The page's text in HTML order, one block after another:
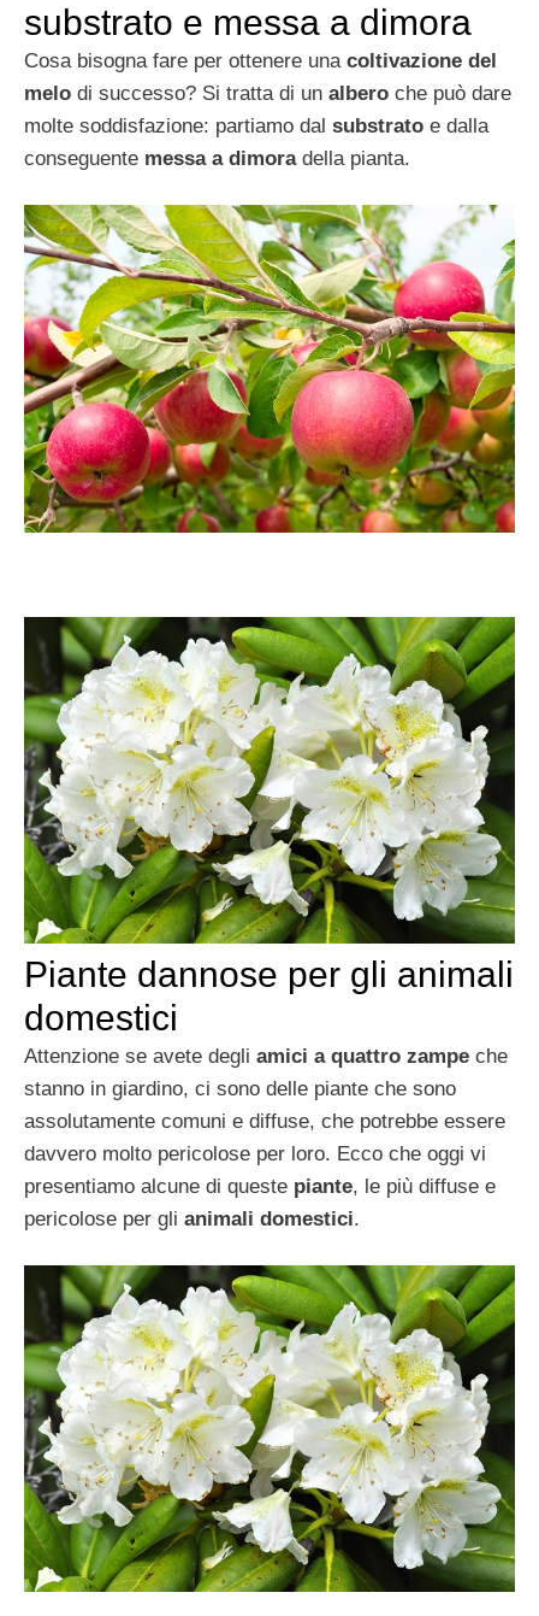
substrato e messa a dimora
Cosa bisogna fare per ottenere una coltivazione del
melo di successo? Si tratta di un albero che può dare
molte soddisfazione: partiamo dal substrato e dalla
conseguente messa a dimoradella pianta.
Piante dannose per gli animali
domestici
Attenzione se avete degli amici a quattro zampe che
stanno in giardino, ci sono delle piante che sono
assolutamente comuni e diffuse, che potrebbe essere
davvero molto pericolose per loro. Ecco che oggi vi
presentiamo alcune di queste piante, le più diffuse e
pericolose per gli animali domestici.